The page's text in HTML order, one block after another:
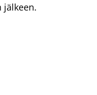
jälkeen.